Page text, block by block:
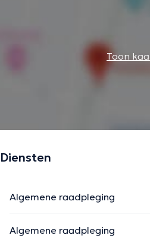
Toon
Diensten
Algemene raadpleging
Algemene raadpleging